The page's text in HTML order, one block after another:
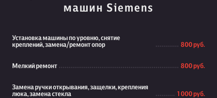
машин Siemens
Установка машины по уровню, снятие
креплений, замена/ремонт опор
800 руб.
Мелкий ремонт 800 руб.
Замена ручки открывания, защелки, крепления
люка, замена стекла
1 000 руб.